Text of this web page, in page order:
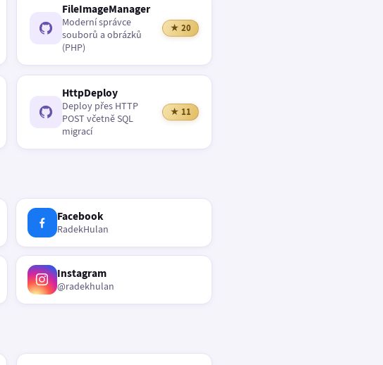
FileImageManager
Moderní správce
souborů a obrázků
(PHP)
★ 20
HttpDeploy
Deploy přes HTTP
POST včetně SQL
migrací
★ 11
Facebook
RadekHulan
Instagram
@radekhulan